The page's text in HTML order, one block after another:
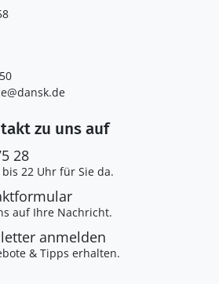
zu uns auf
28
22 Uhr für Sie da.
auf Ihre Nachricht.
anmelden
& Tipps erhalten.